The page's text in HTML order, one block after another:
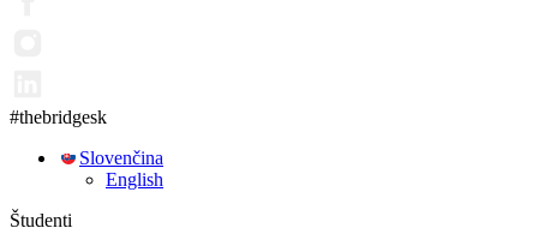
#thebridgesk
Slovenčina
English
Študenti